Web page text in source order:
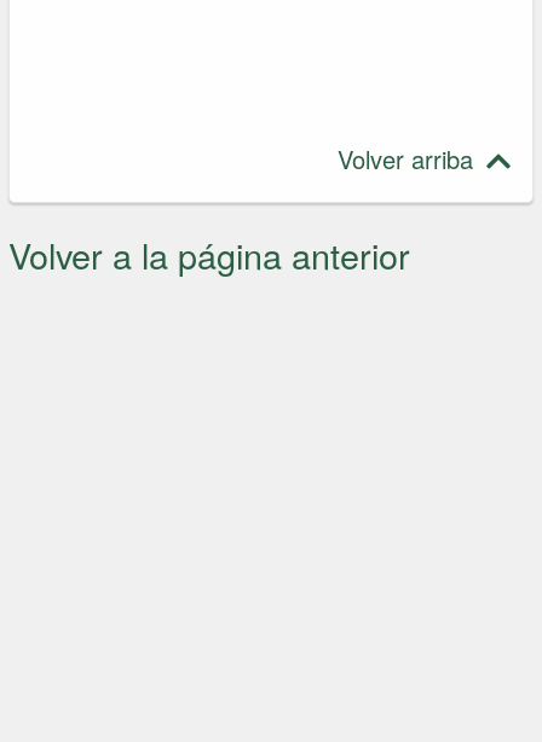
Volver arriba
Volver a la página anterior